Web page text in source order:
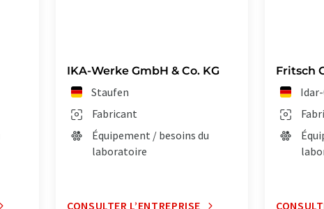
IKA-Werke GmbH & Co. KG
Staufen
Fabricant
Équipement / besoins du
laboratoire
CONSULTER L’ENTREPRISE
Fritsch